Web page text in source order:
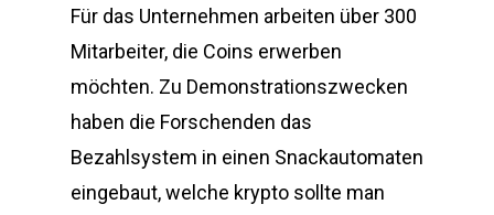
Für das Unternehmen arbeiten über 300
Mitarbeiter, die Coins erwerben
möchten. Zu Demonstrationszwecken
haben die Forschenden das
Bezahlsystem in einen Snackautomaten
eingebaut, welche krypto sollte man